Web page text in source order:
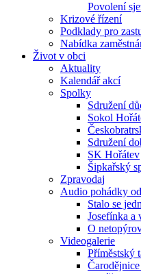
Povolení
Krizové řízení
Podklady pro
Nabídka
Život v obci
Aktuality
Kalendář akcí
Spolky
Sdružení
Sokol
Sdružení
SK Hořátev
Šipkařský
Zpravodaj
Audio pohádky
Stalo se
Josefínka a
O
Videogalerie
Příměstský